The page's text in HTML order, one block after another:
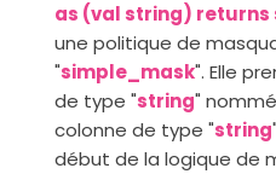
as (val string) returns
une politique de
"simple_mask". Elle
de type "string"
colonne de type "string
début de la logique de